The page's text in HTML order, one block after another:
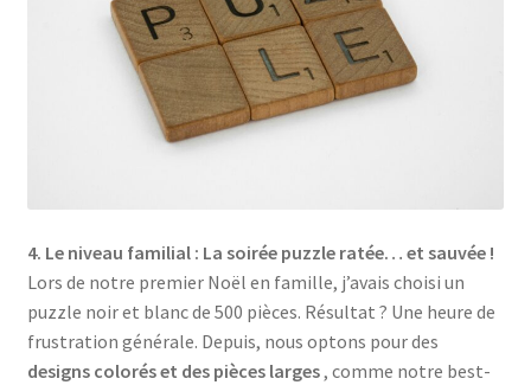
4. Le niveau familial : La soirée puzzle ratée… et sauvée !
Lors de notre premier Noël en famille, j’avais choisi un
puzzle noir et blanc de 500 pièces. Résultat ? Une heure de
frustration générale. Depuis, nous optons pour des
designs colorés et des pièces larges , comme notre best-